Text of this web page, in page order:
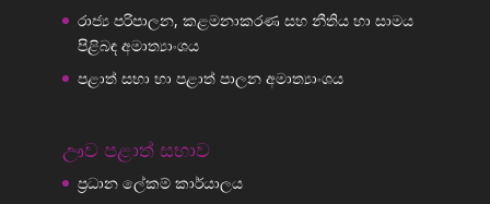
රාජ්‍ය පරිපාලන, කළමනාකරණ සහ නීතිය හා සාමය
පිළිබඳ අමාත්‍යාංශය
පළාත් සභා හා පළාත් පාලන අමාත්‍යාංශය
ඌව පළාත් සභාව
ප්‍රධාන ලේකම් කාර්යාලය